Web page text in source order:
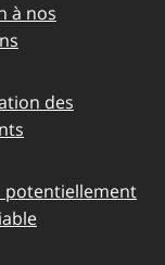
à nos
des
potentiellement